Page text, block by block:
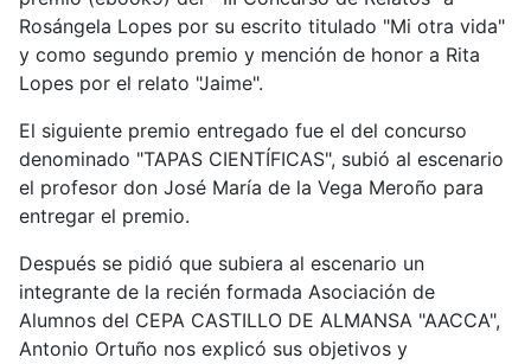
Rosángela Lopes por su escrito titulado "Mi otra vida"
y como segundo premio y mención de honor a Rita
Lopes por el relato "Jaime".
El siguiente premio entregado fue el del concurso
denominado "TAPAS CIENTÍFICAS", subió al escenario
el profesor don José María de la Vega Meroño para
entregar el premio.
Después se pidió que subiera al escenario un
integrante de la recién formada Asociación de
Alumnos del CEPA CASTILLO DE ALMANSA "AACCA",
Antonio Ortuño nos explicó sus objetivos y